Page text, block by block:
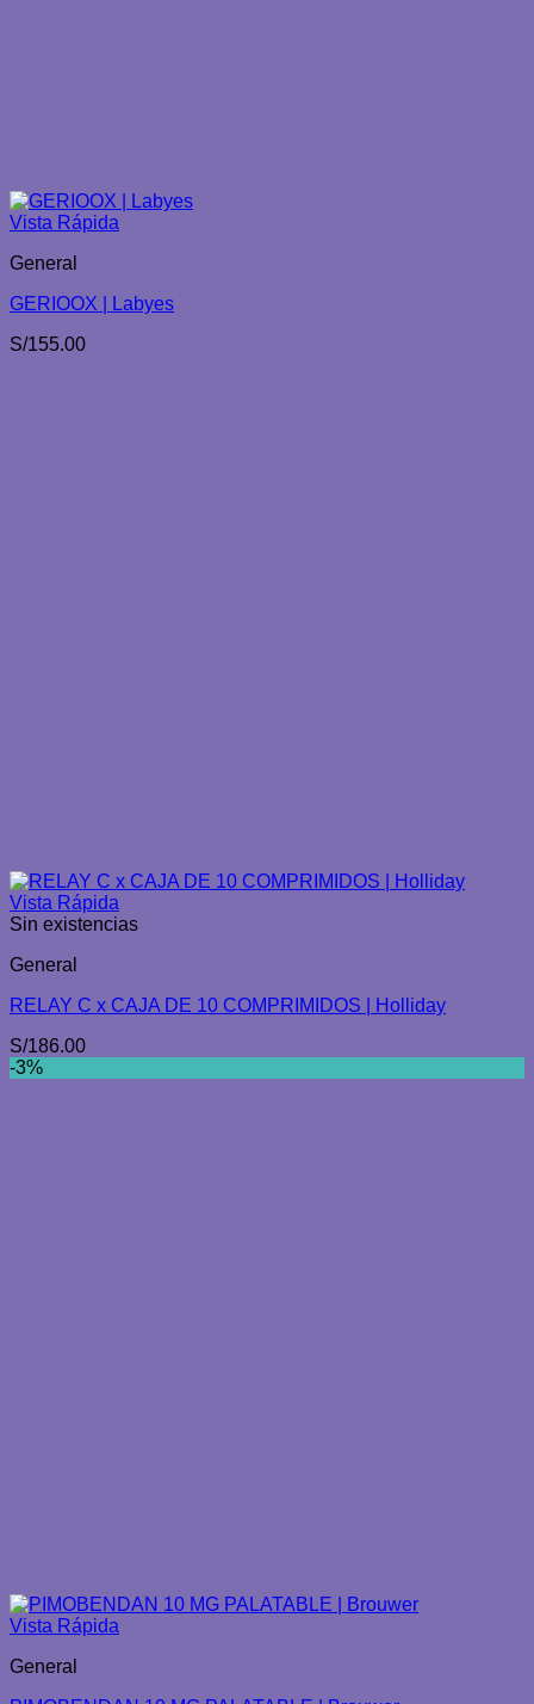
Vista Rápida
General
GERIOOX | Labyes
S/155.00
Vista Rápida
Sin existencias
General
RELAY C x CAJA DE 10 COMPRIMIDOS | Holliday
S/186.00
-3%
Vista Rápida
General